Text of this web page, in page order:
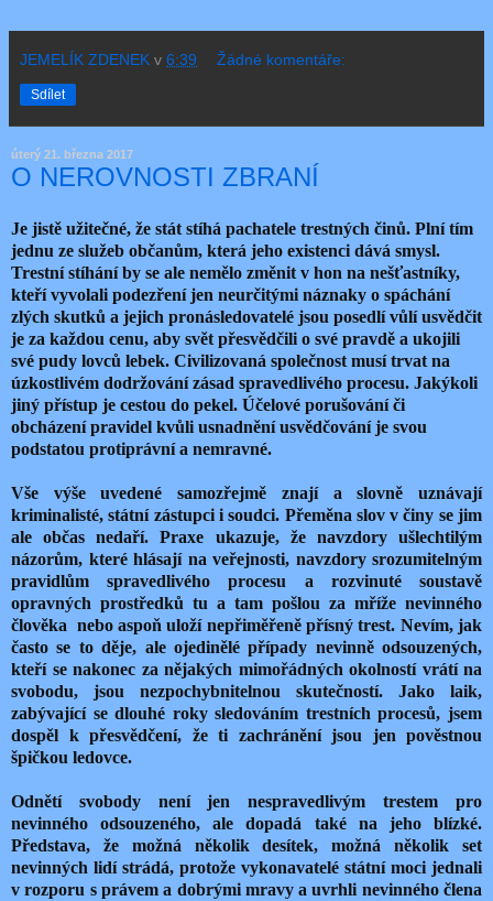
JEMELÍK ZDENEK v 6:39 Žádné komentáře:
Sdílet
úterý 21. března 2017
O NEROVNOSTI ZBRANÍ
Je jistě užitečné, že stát stíhá pachatele trestných činů. Plní tím
jednu ze služeb občanům, která jeho existenci dává smysl.
Trestní stíhání by se ale nemělo změnit v hon na nešťastníky,
kteří vyvolali podezření jen neurčitými náznaky o spáchání
zlých skutků a jejich pronásledovatelé jsou posedlí vůlí usvědčit
je za každou cenu, aby svět přesvědčili o své pravdě a ukojili
své pudy lovců lebek. Civilizovaná společnost musí trvat na
úzkostlivém dodržování zásad spravedlivého procesu. Jakýkoli
jiný přístup je cestou do pekel. Účelové porušování či
obcházení pravidel kvůli usnadnění usvědčování je svou
podstatou protiprávní a nemravné.
Vše výše uvedené samozřejmě znají a slovně uznávají
kriminalisté, státní zástupci i soudci. Přeměna slov v činy se jim
ale občas nedaří. Praxe ukazuje, že navzdory ušlechtilým
názorům, které hlásají na veřejnosti, navzdory srozumitelným
pravidlům spravedlivého procesu a rozvinuté soustavě
opravných prostředků tu a tam pošlou za mříže nevinného
člověka nebo aspoň uloží nepřiměřeně přísný trest. Nevím, jak
často se to děje, ale ojedinělé případy nevinně odsouzených,
kteří se nakonec za nějakých mimořádných okolností vrátí na
svobodu, jsou nezpochybnitelnou skutečností. Jako laik,
zabývající se dlouhé roky sledováním trestních procesů, jsem
dospěl k přesvědčení, že ti zachránění jsou jen pověstnou
špičkou ledovce.
Odnětí svobody není jen nespravedlivým trestem pro
nevinného odsouzeného, ale dopadá také na jeho blízké.
Představa, že možná několik desítek, možná několik set
nevinných lidí strádá, protože vykonavatelé státní moci jednali
v rozporu s právem a dobrými mravy a uvrhli nevinného člena